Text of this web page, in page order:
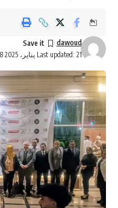
Last updated: 21 يناير، 2025 9:48 م
dawoud